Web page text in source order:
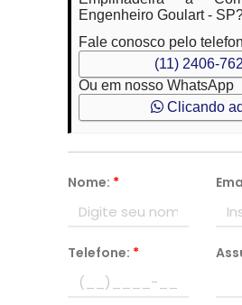
Engenheiro Goulart -
Fale conosco pelo
(11) 2406-
Ou em nosso WhatsApp
Clicando
Nome: *
Telefone: *